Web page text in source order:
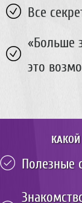
и
я
р
е
ы
Все
«Больше
это
Полезные